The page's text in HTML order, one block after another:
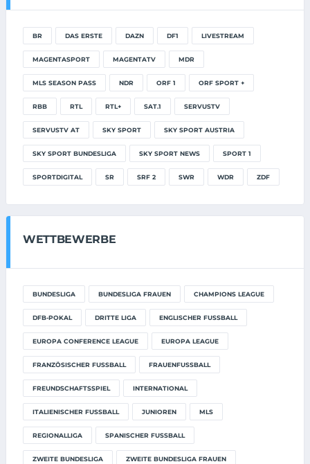
BR DAS ERSTE DAZN DF1 LIVESTREAM
MAGENTASPORT MAGENTATV MDR
MLS SEASON PASS NDR ORF 1 ORF SPORT +
RBB RTL RTL+ SAT.1 SERVUSTV
SERVUSTV AT SKY SPORT SKY SPORT AUSTRIA
SKY SPORT BUNDESLIGA SKY SPORT NEWS SPORT 1
SPORTDIGITAL SR SRF 2 SWR WDR ZDF
WETTBEWERBE
BUNDESLIGA BUNDESLIGA FRAUEN CHAMPIONS LEAGUE
DFB-POKAL DRITTE LIGA ENGLISCHER FUSSBALL
EUROPA CONFERENCE LEAGUE EUROPA LEAGUE
FRANZÖSISCHER FUSSBALL FRAUENFUSSBALL
FREUNDSCHAFTSSPIEL INTERNATIONAL
ITALIENISCHER FUSSBALL JUNIOREN MLS
REGIONALLIGA SPANISCHER FUSSBALL
ZWEITE BUNDESLIGA ZWEITE BUNDESLIGA FRAUEN